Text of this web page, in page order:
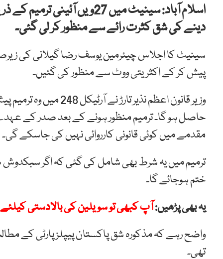
اسلام آباد: سینیٹ میں
دینے کی شق کثرت رائے سے منظور کر لی گئی۔
پیش کر کے اکثریتی ووٹ سے منظور کی گئیں۔
وزیر قانون اعظم
حاصل ہو گا۔ ترمیم منظور ہونے کے بعد صدر کے
مقدمے میں کوئی قانونی کارروائی نہیں کی جاسکے گی۔
ترمیم میں یہ شرط بھی شامل کی گئی کہ اگر سبکدوش
ختم ہوجائے گا۔
یہ بھی پڑھیں:آپ کبھی تو سویلین کی بالادستی
تھی۔